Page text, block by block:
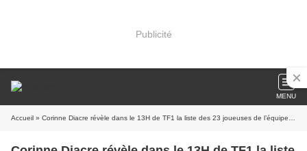
Publicité
MENU
Accueil » Corinne Diacre révèle dans le 13H de TF1 la liste des 23 joueuses de l’équipe de France de football sélectionnées pour l'Euro.